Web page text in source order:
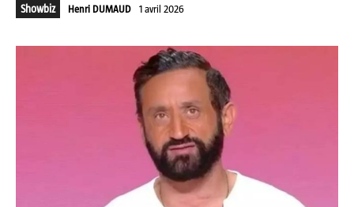
Showbiz
Henri DUMAUD 1 avril 2026